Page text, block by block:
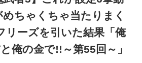
ちゃくちゃ当たりまく
リーズを引いた結果「俺
俺の金で!!～第55回～」